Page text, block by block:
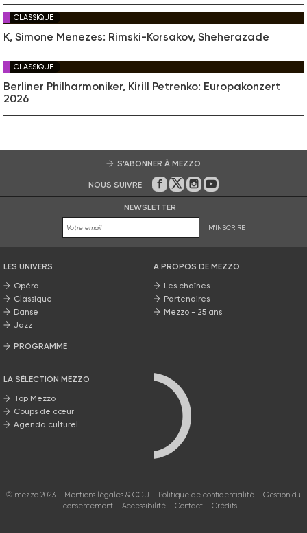
CLASSIQUE
K, Simone Menezes: Rimski-Korsakov, Sheherazade
CLASSIQUE
Berliner Philharmoniker, Kirill Petrenko: Europakonzert
2026
S’ABONNER À MEZZO
NOUS SUIVRE Sur Facebook
Sur Twitter
Sur Instagram
Sur Youtube
NEWSLETTER
M'INSCRIRE
LES UNIVERS
Opéra
Classique
Danse
Jazz
PROGRAMME
LA SÉLECTION MEZZO
Top Mezzo
Coups de cœur
Agenda culturel
A PROPOS DE MEZZO
Les chaînes
Partenaires
Mezzo - 25 ans
© mezzo 2023 Mentions légales & CGU Politique de confidentialité
Gestion du
consentement
Accessibilité Contact Crédits